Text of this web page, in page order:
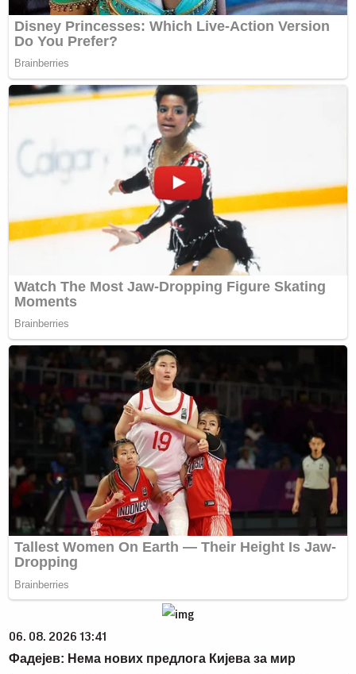
06. 08. 2026 13:41
Фадејев: Нема нових предлога Кијева за мир